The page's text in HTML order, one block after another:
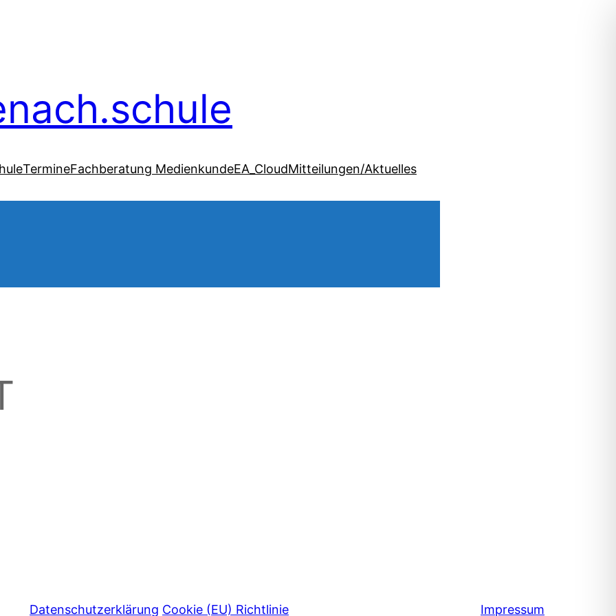
TermineFachberatung MedienkundeEA_CloudMitteilungen/Aktuelles
Datenschutzerklärung Cookie (EU) Richtlinie Impressum